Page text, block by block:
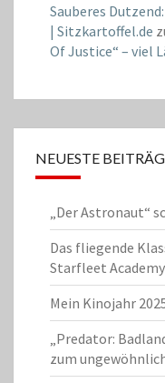
Sauberes
| Sitzkartoffel.de
Of Justice“ – viel
NEUESTE
„Der Astronaut“
Das fliegende
Starfleet
Mein Kinojahr
„Predator:
zum